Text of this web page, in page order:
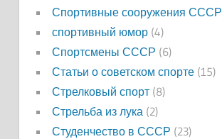
Спортивные сооружения СССР
спортивный юмор(4)
Спортсмены СССР (6)
Статьи о советском спорте(15)
Стрелковый спорт(8)
Стрельба из лука (2)
Студенчество в СССР (23)